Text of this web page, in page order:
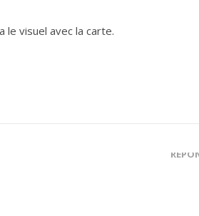
le visuel avec la carte.